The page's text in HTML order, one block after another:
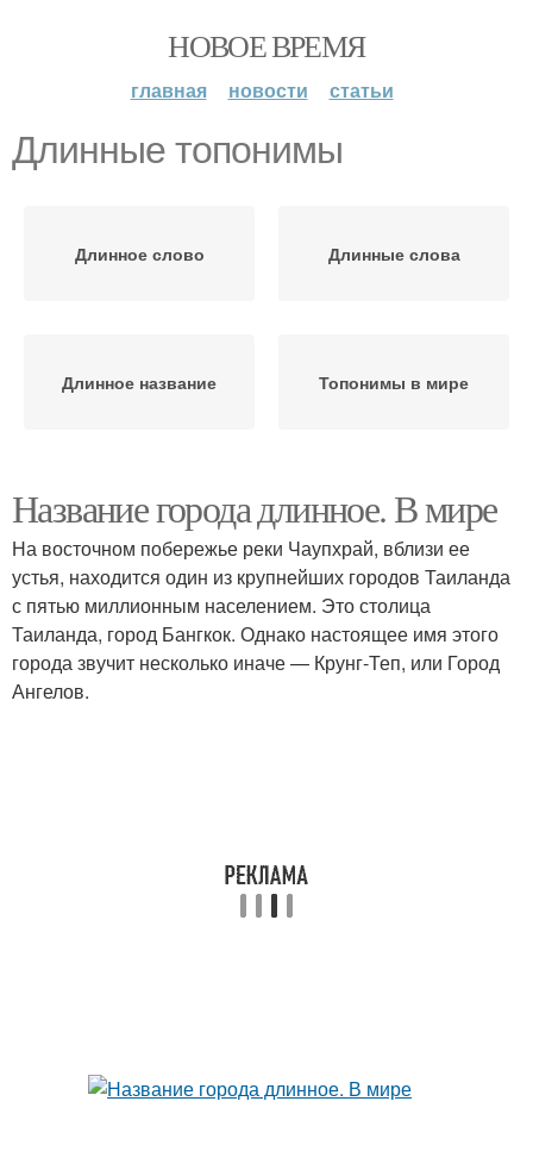
НОВОЕ ВРЕМЯ
главная новости статьи
Длинные топонимы
Длинное слово Длинные слова
Длинное название Топонимы в мире
Название города длинное. В мире
На восточном побережье реки Чаупхрай, вблизи ее
устья, находится один из крупнейших городов Таиланда
с пятью миллионным населением. Это столица
Таиланда, город Бангкок. Однако настоящее имя этого
города звучит несколько иначе — Крунг-Теп, или Город
Ангелов.